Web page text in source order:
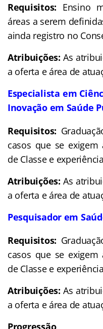
Requisitos: Ensino
áreas a serem
ainda registro no
Atribuições:As
a oferta e área de
Especialista em
Inovação em Saúde
Requisitos:
casos que se
de Classe e
Atribuições:As
a oferta e área de
Pesquisador em
Requisitos:
casos que se
de Classe e
Atribuições:As
a oferta e área de
Progressão